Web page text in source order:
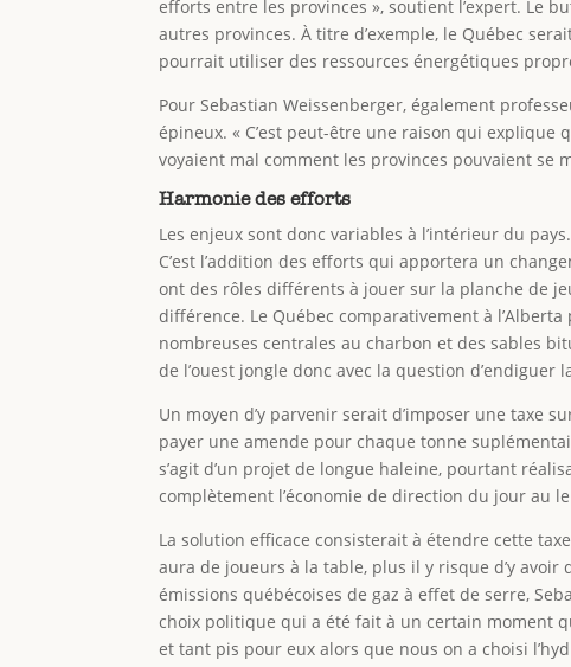
efforts entre les provinces », soutient l’expert. Le
autres provinces. À titre d’exemple, le Québec
pourrait utiliser des ressources énergétiques
Pour Sebastian Weissenberger, également
épineux. « C’est peut-être une raison qui
voyaient mal comment les provinces pouvaient se
Harmonie des efforts
Les enjeux sont donc variables à l’intérieur du
C’est l’addition des efforts qui apportera un
ont des rôles différents à jouer sur la planche de
différence. Le Québec comparativement à
nombreuses centrales au charbon et des sables
de l’ouest jongle donc avec la question
Un moyen d’y parvenir serait d’imposer une taxe
payer une amende pour chaque tonne
s’agit d’un projet de longue haleine, pourtant
complètement l’économie de direction du jour au
La solution efficace consisterait à étendre cette
aura de joueurs à la table, plus il y risque d’y
émissions québécoises de gaz à effet de serre,
choix politique qui a été fait à un certain moment
et tant pis pour eux alors que nous on a choisi